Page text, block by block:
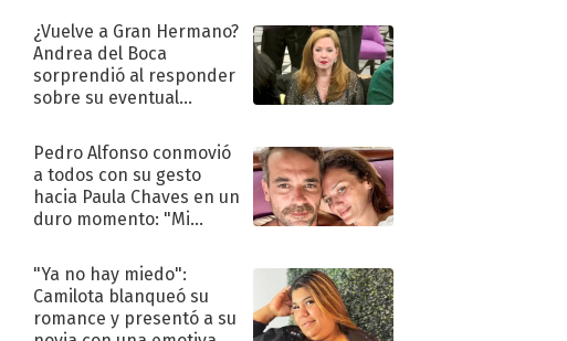
¿Vuelve a Gran Hermano?
Andrea del Boca
sorprendió al responder
sobre su eventual
Pedro Alfonso conmovió
a todos con su gesto
hacia Paula Chaves en un
duro momento: "Mi
terapéutico"
"Ya no hay miedo":
Camilota blanqueó su
romance y presentó a su